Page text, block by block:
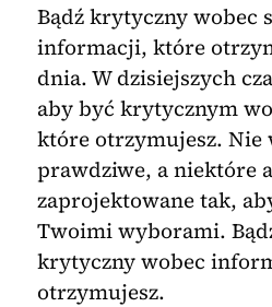
Bądź krytyczny wobec
informacji, które
dnia. W dzisiejszych
aby być krytycznym
które otrzymujesz. Nie
prawdziwe, a niektóre
zaprojektowane tak,
Twoimi wyborami.
krytyczny wobec
otrzymujesz.